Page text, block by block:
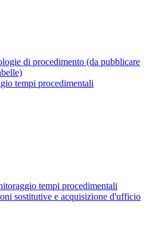
di procedimento (da pubblicare
tempi procedimentali
tempi procedimentali
sostitutive e acquisizione d'ufficio